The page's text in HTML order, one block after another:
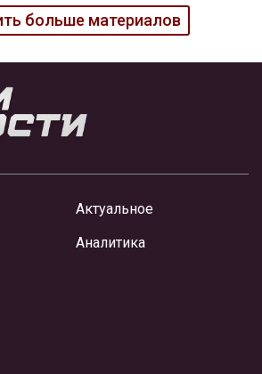
больше материалов
Актуальное
Аналитика